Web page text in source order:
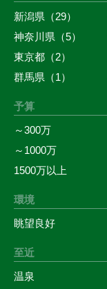
新潟県（29）
神奈川県（5）
東京都（2）
群馬県（1）
予算
～300万
～1000万
1500万以上
環境
眺望良好
至近
温泉